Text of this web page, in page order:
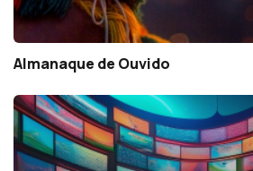
Almanaque de Ouvido